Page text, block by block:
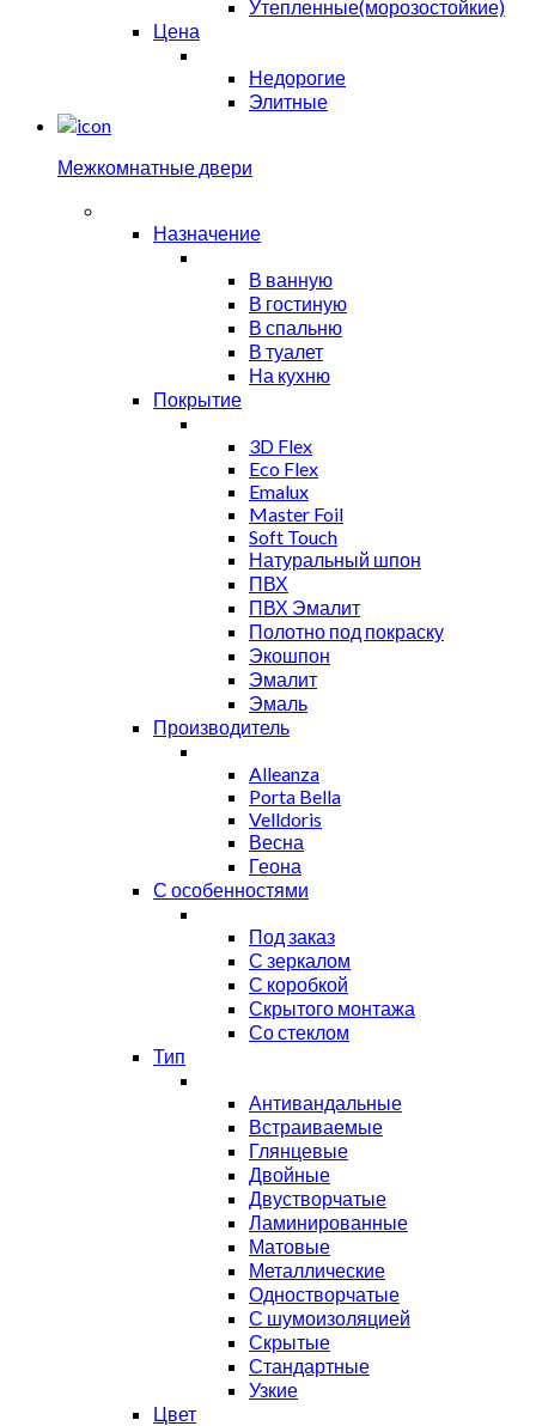
Утепленные(морозостойкие)
Цена
Недорогие
Элитные
Межкомнатные двери
Назначение
В ванную
В гостиную
В спальню
В туалет
На кухню
Покрытие
3D Flex
Eco Flex
Emalux
Master Foil
Soft Touch
Натуральный шпон
ПВХ
ПВХ Эмалит
Полотно под покраску
Экошпон
Эмалит
Эмаль
Производитель
Alleanza
Porta Bella
Velldoris
Весна
Геона
С особенностями
Под заказ
С зеркалом
С коробкой
Скрытого монтажа
Со стеклом
Тип
Антивандальные
Встраиваемые
Глянцевые
Двойные
Двустворчатые
Ламинированные
Матовые
Металлические
Одностворчатые
С шумоизоляцией
Скрытые
Стандартные
Узкие
Цвет